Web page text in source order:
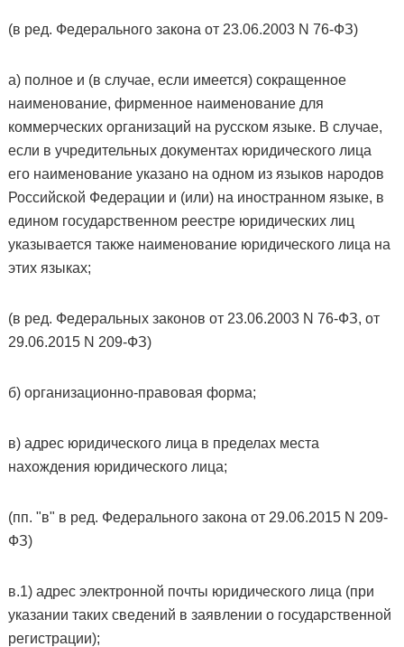
(в ред. Федерального закона от 23.06.2003 N 76-ФЗ)
а) полное и (в случае, если имеется) сокращенное
наименование, фирменное наименование для
коммерческих организаций на русском языке. В случае,
если в учредительных документах юридического лица
его наименование указано на одном из языков народов
Российской Федерации и (или) на иностранном языке, в
едином государственном реестре юридических лиц
указывается также наименование юридического лица на
этих языках;
(в ред. Федеральных законов от 23.06.2003 N 76-ФЗ, от
29.06.2015 N 209-ФЗ)
б) организационно-правовая форма;
в) адрес юридического лица в пределах места
нахождения юридического лица;
(пп. "в" в ред. Федерального закона от 29.06.2015 N 209-
ФЗ)
в.1) адрес электронной почты юридического лица (при
указании таких сведений в заявлении о государственной
регистрации);